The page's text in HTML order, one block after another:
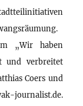
„Wir haben
und verbreitet
Coers und
journalist.de.